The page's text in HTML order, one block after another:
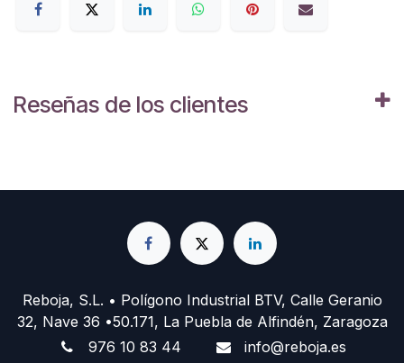
Reseñas de los clientes
Reboja, S.L. • Polígono Industrial BTV, Calle Geranio
32, Nave 36 •50.171, La Puebla de Alfindén, Zaragoza
976 10 83 44
info@reboja.es